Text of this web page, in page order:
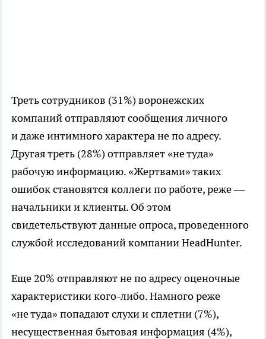
Треть сотрудников (31%) воронежских
компаний отправляют сообщения личного
и даже интимного характера не по адресу.
Другая треть (28%) отправляет «не туда»
рабочую информацию. «Жертвами» таких
ошибок становятся коллеги по работе, реже —
начальники и клиенты. Об этом
свидетельствуют данные опроса, проведенного
службой исследований компании HeadHunter.
Еще 20% отправляют не по адресу оценочные
характеристикикого-либо. Намного реже
«не туда» попадают слухи и сплетни (7%),
несущественная бытовая информация (4%),